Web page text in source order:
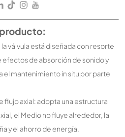
válvula está diseñada con resorte
de absorción de sonido y
el mantenimiento in situ por parte
flujo axial: adopta una estructura
el Medio no fluye alrededor, la
y el ahorro de energía.